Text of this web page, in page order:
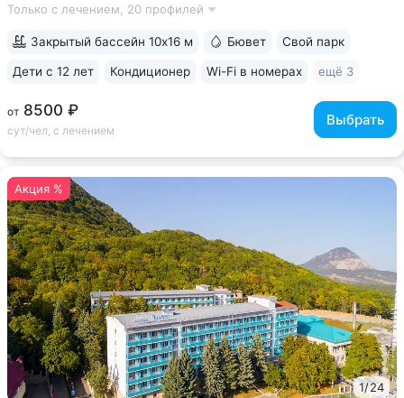
курортов: «Ессентуки-4» и «Славяновская» (Железноводск).
Только с лечением, 20 профилей
от 8500 ₽
сут/чел, с лечением
Выбрать
Закрытый бассейн 10х16 м Бювет Свой парк
Дети с 12 лет Кондиционер Wi-Fi в номерах ещё 3
Акция %
1/24